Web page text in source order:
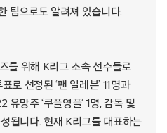
팀으로도 알려져 있습니다.
를 위해 K리그 소속 선수들로
로 선정된 ‘팬 일레븐’ 11명과
망주 ‘쿠플영플’ 1명, 감독 및
됩니다. 현재 K리그를 대표하는